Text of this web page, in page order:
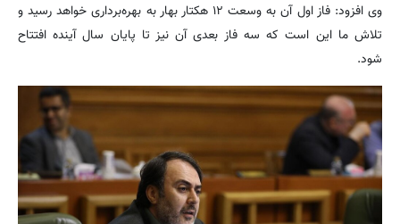
وی افزود: فاز اول آن به وسعت ۱۲ هکتار بهار به بهره‌برداری خواهد رسید و
تلاش ما این است که سه فاز بعدی آن نیز تا پایان سال آینده افتتاح
شود.